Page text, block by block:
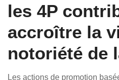
les 4P
accroître la
notoriété de
Les actions de promotion